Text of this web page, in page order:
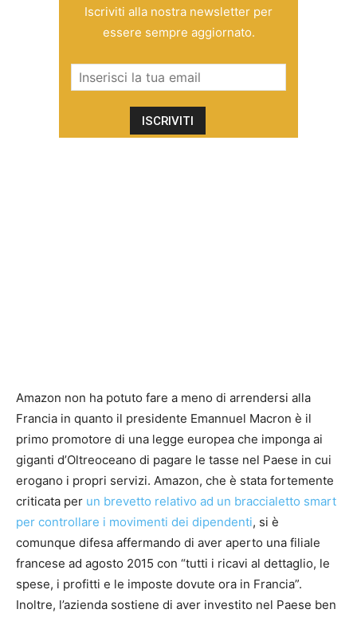
Iscriviti alla nostra newsletter per
essere sempre aggiornato.
Amazon non ha potuto fare a meno di arrendersi alla
Francia in quanto il presidente Emannuel Macron è il
primo promotore di una legge europea che imponga ai
giganti d’Oltreoceano di pagare le tasse nel Paese in cui
erogano i propri servizi. Amazon, che è stata fortemente
criticata per un brevetto relativo ad un braccialetto smart
per controllare i movimenti dei dipendenti, si è
comunque difesa affermando di aver aperto una filiale
francese ad agosto 2015 con “tutti i ricavi al dettaglio, le
spese, i profitti e le imposte dovute ora in Francia”.
Inoltre, l’azienda sostiene di aver investito nel Paese ben